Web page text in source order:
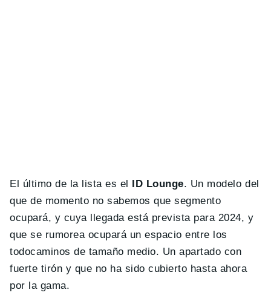
El último de la lista es el ID Lounge. Un modelo del
que de momento no sabemos que segmento
ocupará, y cuya llegada está prevista para 2024, y
que se rumorea ocupará un espacio entre los
todocaminos de tamaño medio. Un apartado con
fuerte tirón y que no ha sido cubierto hasta ahora
por la gama.